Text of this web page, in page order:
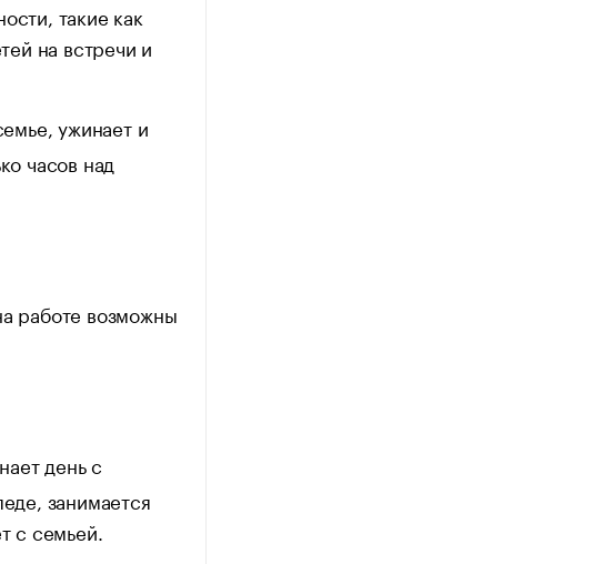
такие как
на встречи и
ужинает и
часов над
работе возможны
день с
занимается
с семьей.